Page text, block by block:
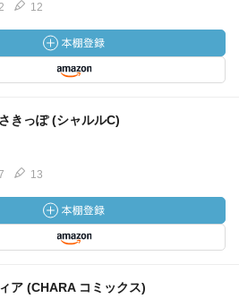
12
きっぽ (シャルルC)
13
ア (CHARA コミックス)